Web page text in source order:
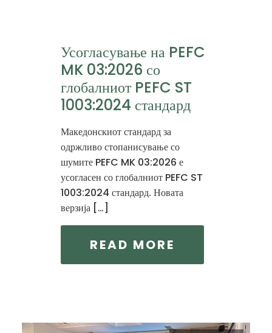
Усогласување на PEFC
MK 03:2026 со
глобалниот PEFC ST
1003:2024 стандард
Македонскиот стандард за
одржливо стопанисување со
шумите PEFC MK 03:2026 е
усогласен со глобалниот PEFC ST
1003:2024 стандард. Новата
верзија […]
READ MORE